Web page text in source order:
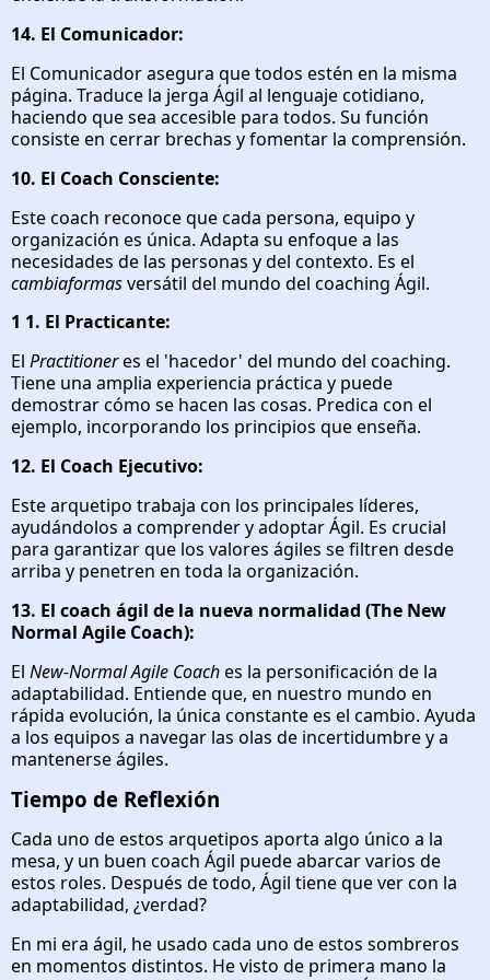
14. El Comunicador:
El Comunicador asegura que todos estén en la misma
página. Traduce la jerga Ágil al lenguaje cotidiano,
haciendo que sea accesible para todos. Su función
consiste en cerrar brechas y fomentar la comprensión.
10. El Coach Consciente:
Este coach reconoce que cada persona, equipo y
organización es única. Adapta su enfoque a las
necesidades de las personas y del contexto. Es el
cambiaformasversátil del mundo del coaching Ágil.
1 1. El Practicante:
El Practitioneres el 'hacedor' del mundo del coaching.
Tiene una amplia experiencia práctica y puede
demostrar cómo se hacen las cosas. Predica con el
ejemplo, incorporando los principios que enseña.
12. El Coach Ejecutivo:
Este arquetipo trabaja con los principales líderes,
ayudándolos a comprender y adoptar Ágil. Es crucial
para garantizar que los valores ágiles se filtren desde
arriba y penetren en toda la organización.
13. El coach ágil de la nueva normalidad (The New
Normal Agile Coach):
El New-Normal Agile Coaches la personificación de la
adaptabilidad. Entiende que, en nuestro mundo en
rápida evolución, la única constante es el cambio. Ayuda
a los equipos a navegar las olas de incertidumbre y a
mantenerse ágiles.
Tiempo de Reflexión
Cada uno de estos arquetipos aporta algo único a la
mesa, y un buen coach Ágil puede abarcar varios de
estos roles. Después de todo, Ágil tiene que ver con la
adaptabilidad, ¿verdad?
En mi era ágil, he usado cada uno de estos sombreros
en momentos distintos. He visto de primera mano la